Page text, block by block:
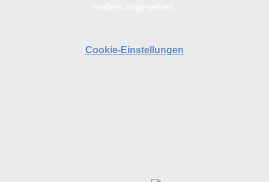
Cookie-Einstellungen